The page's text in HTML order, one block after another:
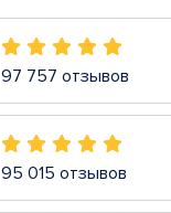
97 757 отзывов
95 015 отзывов